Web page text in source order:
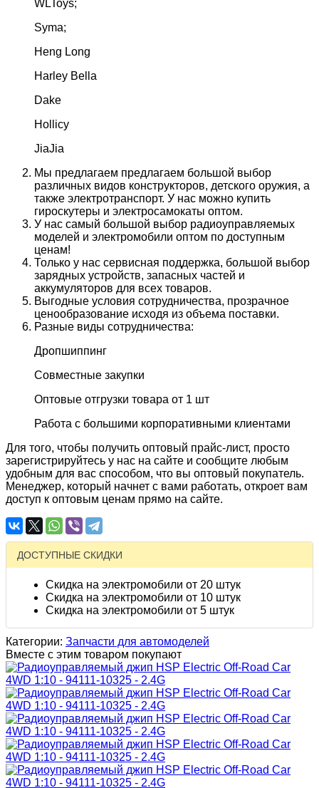
WLToys;
Syma;
Heng Long
Harley Bella
Dake
Hollicy
JiaJia
Мы предлагаем предлагаем большой выбор
различных видов конструкторов, детского оружия, а
также электротранспорт. У нас можно купить
гироскутеры и электросамокаты оптом.
У нас самый большой выбор радиоуправляемых
моделей и электромобили оптом по доступным
ценам!
Только у нас сервисная поддержка, большой выбор
зарядных устройств, запасных частей и
аккумуляторов для всех товаров.
Выгодные условия сотрудничества, прозрачное
ценообразование исходя из объема поставки.
Разные виды сотрудничества:
Дропшиппинг
Совместные закупки
Оптовые отгрузки товара от 1 шт
Работа с большими корпоративными клиентами
Для того, чтобы получить оптовый прайс-лист, просто
зарегистрируйтесь у нас на сайте и сообщите любым
удобным для вас способом, что вы оптовый покупатель.
Менеджер, который начнет с вами работать, откроет вам
доступ к оптовым ценам прямо на сайте.
ДОСТУПНЫЕ СКИДКИ
Скидка на электромобили от 20 штук
Скидка на электромобили от 10 штук
Скидка на электромобили от 5 штук
Категории: Запчасти для автомоделей
Вместе с этим товаром покупают